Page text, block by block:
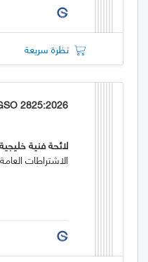
نظرة سريعة
2825:2026
لائحة فنية خليجية
الاشتراطات